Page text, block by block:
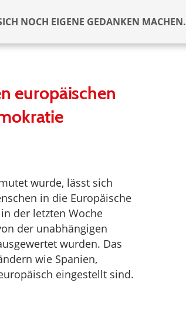
NOCH EIGENE GEDANKEN MACHEN.
europäischen
wurde, lässt sich
in die Europäische
der letzten Woche
der unabhängigen
wurden. Das
wie Spanien,
eingestellt sind.